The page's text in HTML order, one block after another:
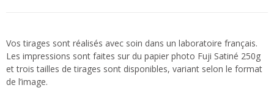
Vos tirages sont réalisés avec soin dans un laboratoire français.
Les impressions sont faites sur du papier photo Fuji Satiné 250g
et trois tailles de tirages sont disponibles, variant selon le format
de l’image.